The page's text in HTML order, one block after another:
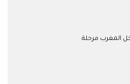
… هل دخل المغرب مرحلة